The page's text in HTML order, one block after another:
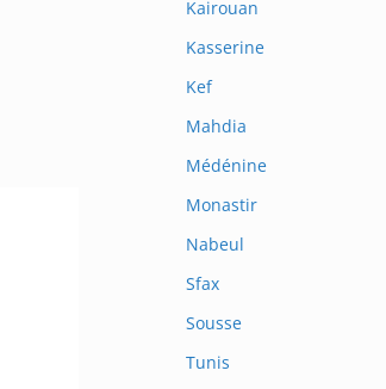
Kairouan
Kasserine
Kef
Mahdia
Médénine
Monastir
Nabeul
Sfax
Sousse
Tunis